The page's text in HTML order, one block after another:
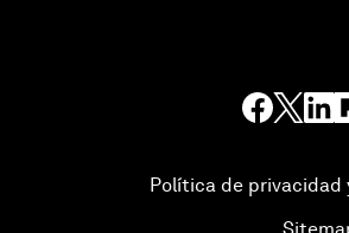
Política de privacidad